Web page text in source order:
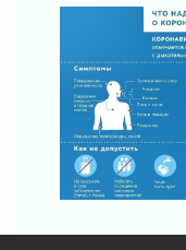
02 августа 2026
Пропавшего
районе
02 августа 2026
Жителям
действовать
02 августа 2026
В Ивангороде
02 августа 2026